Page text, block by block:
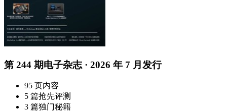
第 244 期电子杂志 · 2026 年 7 月发行
95 页内容
5 篇抢先评测
3 篇独门秘籍